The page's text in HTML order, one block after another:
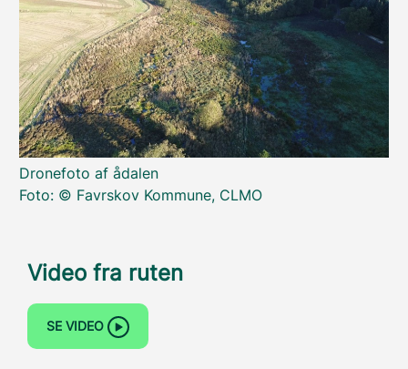
Dronefoto af ådalen
Foto: © Favrskov Kommune, CLMO
Video fra ruten
SE VIDEO